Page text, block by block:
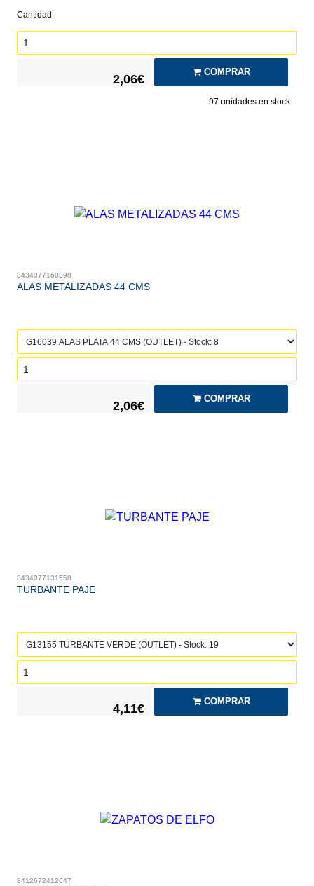
Cantidad
2,06€
COMPRAR
97 unidades en stock
8434077160398
ALAS METALIZADAS 44 CMS
2,06€
COMPRAR
8434077131558
TURBANTE PAJE
4,11€
COMPRAR
8412672412647